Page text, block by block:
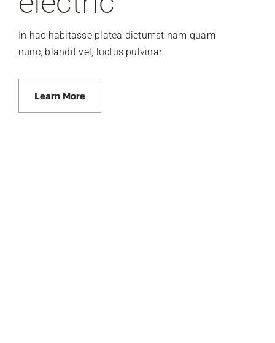
In hac habitasse platea dictumst nam quam
nunc, blandit vel, luctus pulvinar.
Learn More